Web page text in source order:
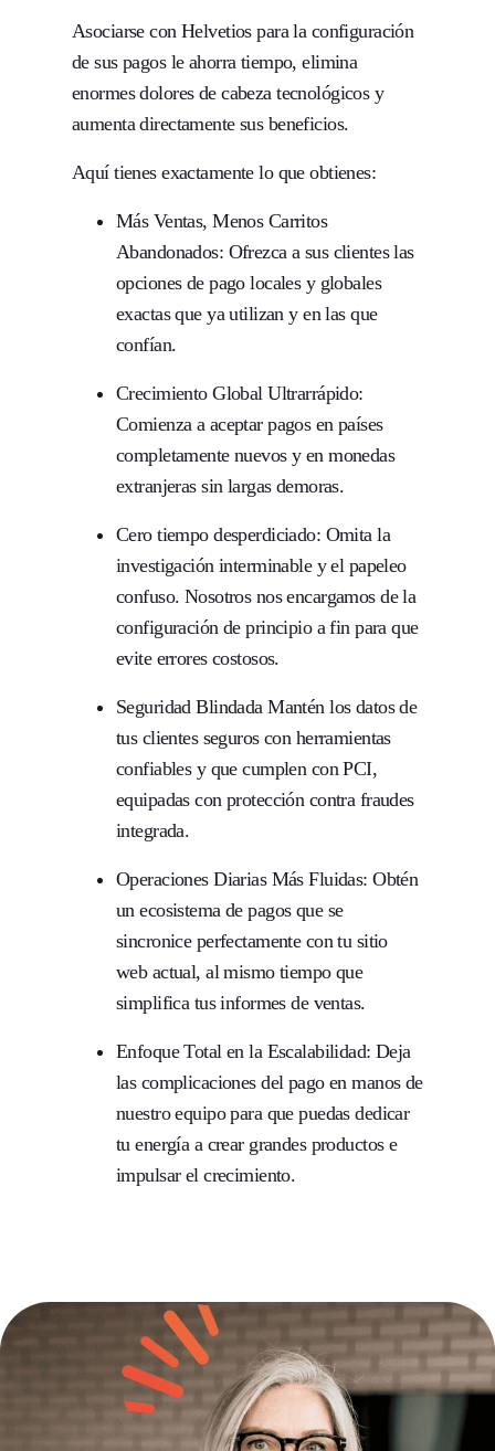
Asociarse con Helvetios para la configuración
de sus pagos le ahorra tiempo, elimina
enormes dolores de cabeza tecnológicos y
aumenta directamente sus beneficios.
Aquí tienes exactamente lo que obtienes:
Más Ventas, Menos Carritos
Abandonados: Ofrezca a sus clientes las
opciones de pago locales y globales
exactas que ya utilizan y en las que
confían.
Crecimiento Global Ultrarrápido:
Comienza a aceptar pagos en países
completamente nuevos y en monedas
extranjeras sin largas demoras.
Cero tiempo desperdiciado: Omita la
investigación interminable y el papeleo
confuso. Nosotros nos encargamos de la
configuración de principio a fin para que
evite errores costosos.
Seguridad Blindada Mantén los datos de
tus clientes seguros con herramientas
confiables y que cumplen con PCI,
equipadas con protección contra fraudes
integrada.
Operaciones Diarias Más Fluidas: Obtén
un ecosistema de pagos que se
sincronice perfectamente con tu sitio
web actual, al mismo tiempo que
simplifica tus informes de ventas.
Enfoque Total en la Escalabilidad: Deja
las complicaciones del pago en manos de
nuestro equipo para que puedas dedicar
tu energía a crear grandes productos e
impulsar el crecimiento.